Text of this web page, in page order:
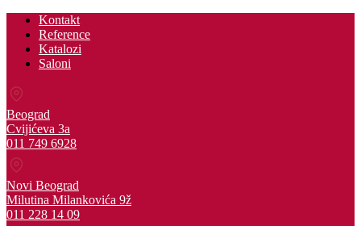
Kontakt
Reference
Katalozi
Saloni
Beograd
Cvijićeva 3a
011 749 6928
Novi Beograd
Milutina Milankovića 9ž
011 228 14 09